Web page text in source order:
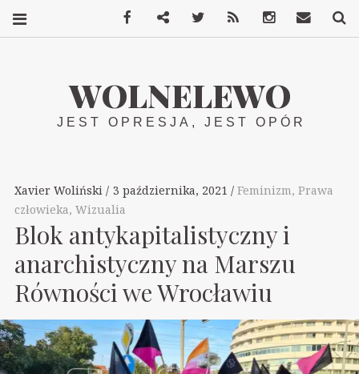
WOLNELEWO
JEST OPRESJA, JEST OPÓR
Xavier Woliński 3 października, 2021 Feminizm, Prawa
człowieka, Wizualia
Blok antykapitalistyczny i
anarchistyczny na Marszu
Równości we Wrocławiu
FacebookMastodonTwitter InstagramKontakt